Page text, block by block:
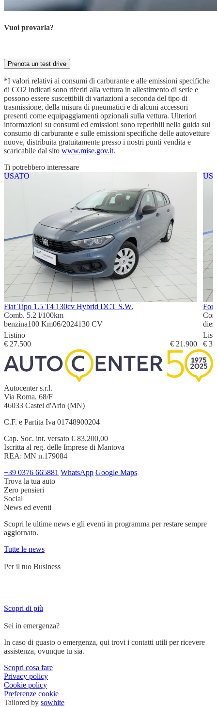
Vuoi provarla?
Prenota un test drive
*I valori relativi ai consumi di carburante e alle emissioni specifiche
di CO2 indicati sono riferiti alla vettura in allestimento di serie e
possono essere suscettibili di variazioni a seconda del tipo di
trasmissione, della misura di pneumatici e di alcuni accessori
presenti come equipaggiamenti opzionali sulla vettura. Ulteriori
informazioni su consumi ed emissioni sono reperibili nella guida sul
consumo di carburante e sulle emissioni specifiche delle autovetture
nuove, distribuita gratuitamente presso i nostri punti vendita e
scaricabile dal sito www.mise.gov.it.
Ti potrebbero interessare
USATO
Fiat Tipo 1.5 T4 130cv Hybrid DCT S.W.
Comb. 5.2 l/100km
benzina100 Km06/2024130 CV
Listino
€ 27.500
€ 21.900
€
Autocenter s.r.l.
Via Roma, 68/F
46033 Castel d'Ario (MN)
C.F. e Partita Iva 01748900204
Cap. Soc. int. versato € 83.200,00
Iscritta al reg. delle Imprese di Mantova
REA: MN n.179084
+39 0376 665881 WhatsApp Google Maps
Trova la tua auto
Zero pensieri
Social
News ed eventi
Scopri le ultime news e gli eventi in programma per restare sempre
aggiornato.
Tutte le news
Per il tuo Business
Scopri di più
Sei in emergenza?
In caso di guasto o emergenza, qui trovi i contatti utili per ricevere
assistenza, ovunque tu sia.
Scopri cosa fare
Privacy policy
Cookie policy
Preferenze cookie
Tailored by sowhite